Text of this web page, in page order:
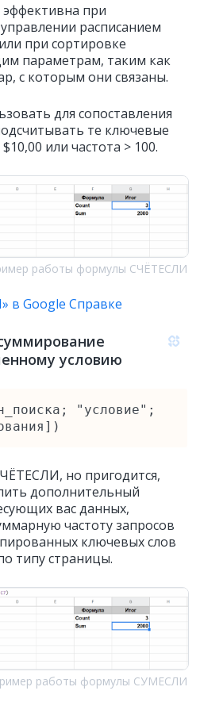
при
расписанием
при сортировке
параметрам, таким как
с которым они связаны.
для сопоставления
те ключевые
или частота > 100.
работы формулы СЧЁТЕСЛИ
в Google Справке
условию
"условие";
но пригодится,
дополнительный
вас данных,
частоту запросов
ключевых слов
типу страницы.
работы формулы СУМЕСЛИ